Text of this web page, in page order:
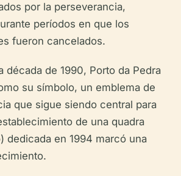
por la perseverancia,
períodos en que los
fueron cancelados.
década de 1990, Porto da Pedra
su símbolo, un emblema de
que sigue siendo central para
de una quadra
dedicada en 1994 marcó una